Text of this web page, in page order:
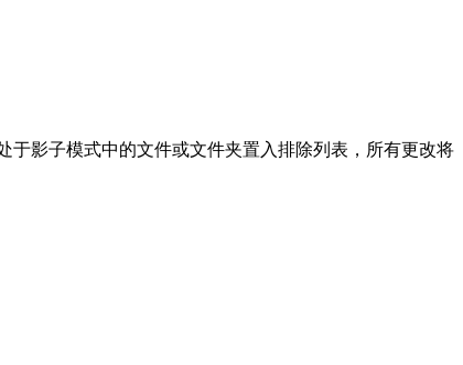
影子模式中的文件或文件夹置入排除列表，所有更改将